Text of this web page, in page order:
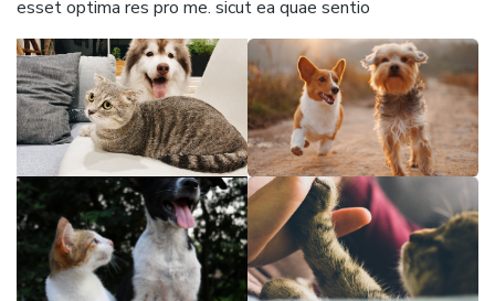
esset optima res pro me. sicut ea quae sentio